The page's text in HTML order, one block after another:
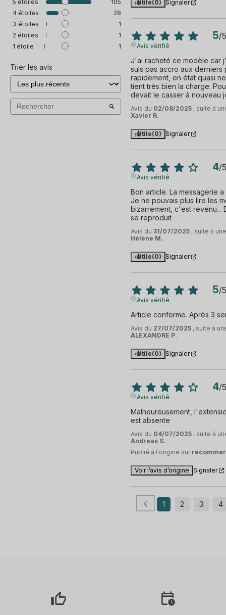
5 étoiles
105
4 étoiles
28
3 étoiles
1
2 étoiles
1
1 étoile 1
Trier les avis
Utile(0) Signaler
5/5
Avis vérifié
J'ai racheté ce modèle car
suis pas accro aux derniers
rapidement, en état quasi
tient très bien la charge.
devait le casser à nouveau
Avis du 02/08/2025 , suite à
Xavier R.
Utile(0) Signaler
4/5
Avis vérifié
Bon article. La messagerie
Je ne pouvais plus lire les
bizarrement, c'est revenu...
se reproduit
Avis du 31/07/2025 , suite à
Hélène M.
Utile(0) Signaler
5/5
Avis vérifié
Article conforme. Après 3
Avis du 27/07/2025 , suite à
ALEXANDRE P.
Utile(0) Signaler
4/5
Avis vérifié
Malheureusement,
est absente
Avis du 04/07/2025 , suite à
Andreas S.
Publié à l'origine sur
Voir l’avis d’origine Signaler
1 2 3 4